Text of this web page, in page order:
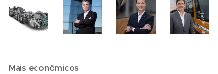
Mais econômicos